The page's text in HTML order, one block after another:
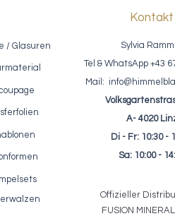
Schnellansicht
Effektpaste / ReDesign - Glass
Bead Gel - Glasperlen Paste
/ Glasuren
Kontakt
Sylvia
Tel & WhatsApp +43
Mail:
A- 4020
Di - Fr: 10:30 -
Sa: 10:00 -
Offizieller
FUSION MINERAL